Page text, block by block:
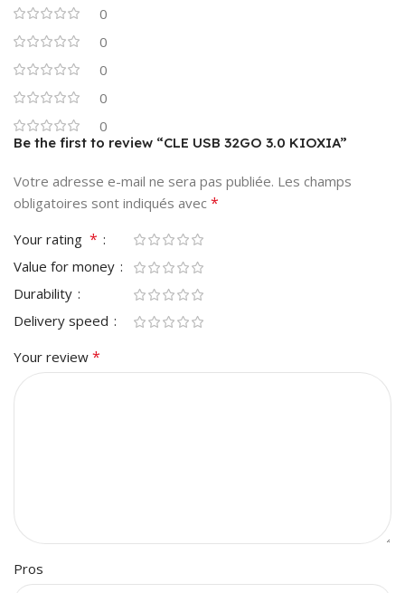
0
0
0
0
0
Be the first to review “CLE USB 32GO 3.0 KIOXIA”
Votre adresse e-mail ne sera pas publiée. Les champs
obligatoires sont indiqués avec *
Your rating *
Value for money
Durability
Delivery speed
Your review *
Pros